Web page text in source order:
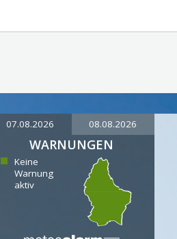
07.08.2026 08.08.2026
WARNUNGEN
Keine
Warnung
aktiv